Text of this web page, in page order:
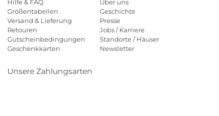
Hilfe & FAQ
Größentabellen
Versand & Lieferung
Retouren
Gutscheinbedingungen
Geschenkkarten
Über uns
Geschichte
Presse
Jobs / Karriere
Standorte / Häuser
Newsletter
Unsere Zahlungsarten